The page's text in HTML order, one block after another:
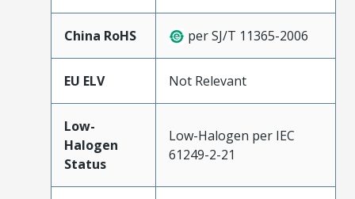
China RoHS per SJ/T 11365-2006
EU ELV Not Relevant
Low-
Halogen
Status
Low-Halogen per IEC
61249-2-21